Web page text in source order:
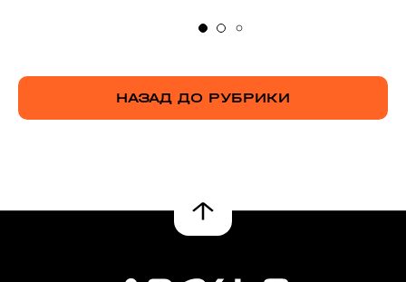
НАЗАД ДО РУБРИКИ